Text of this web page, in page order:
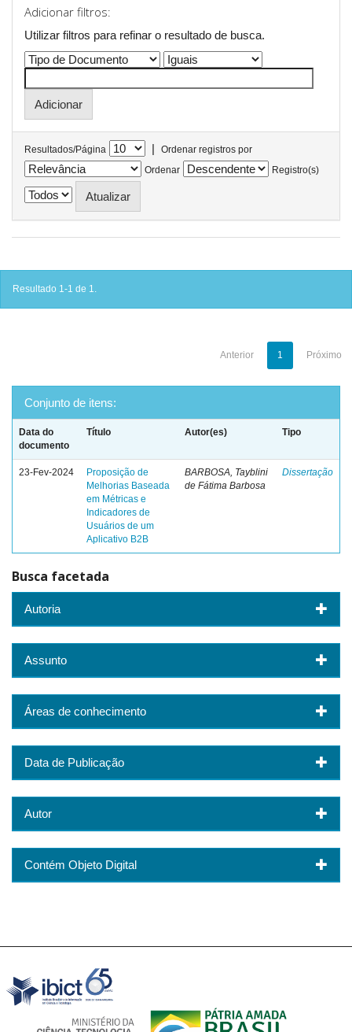
Adicionar filtros:
Utilizar filtros para refinar o resultado de busca.
Resultados/Página |
Ordenar registros por
Ordenar
Registro(s)
Resultado 1-1 de 1.
Anterior 1 Próximo
Conjunto de itens:
Data do
documento
Título Autor(es) Tipo
23-Fev-2024
Proposição de
Melhorias Baseada
em Métricas e
Indicadores de
Usuários de um
Aplicativo B2B
BARBOSA, Tayblini
de Fátima Barbosa
Dissertação
Busca facetada
Autoria
Assunto
Áreas de conhecimento
Data de Publicação
Autor
Contém Objeto Digital